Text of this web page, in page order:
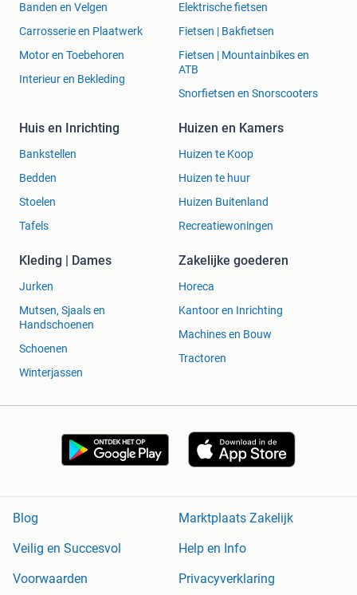
Banden en Velgen
Carrosserie en Plaatwerk
Motor en Toebehoren
Interieur en Bekleding
Elektrische fietsen
Fietsen | Bakfietsen
Fietsen | Mountainbikes en
ATB
Snorfietsen en Snorscooters
Huis en Inrichting
Bankstellen
Bedden
Stoelen
Tafels
Huizen en Kamers
Huizen te Koop
Huizen te huur
Huizen Buitenland
Recreatiewoningen
Kleding | Dames
Jurken
Mutsen, Sjaals en
Handschoenen
Schoenen
Winterjassen
Zakelijke goederen
Horeca
Kantoor en Inrichting
Machines en Bouw
Tractoren
Blog
Marktplaats Zakelijk
Veilig en Succesvol
Help en Info
Voorwaarden
Privacyverklaring